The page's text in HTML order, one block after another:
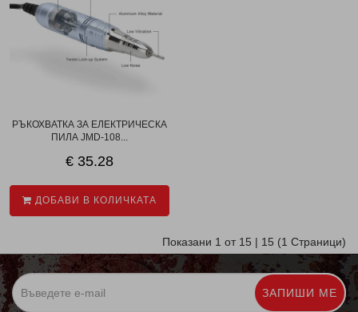
РЪКОХВАТКА ЗА ЕЛЕКТРИЧЕСКА
ПИЛА JMD-108...
€ 35.28
ДОБАВИ В КОЛИЧКАТА
Показани 1 от 15 | 15 (1 Страници)
ЗАПИШИ МЕ